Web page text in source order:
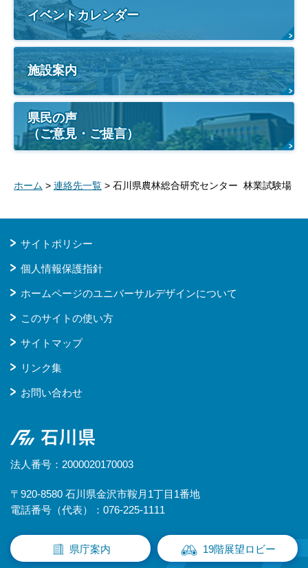
イベントカレンダー
施設案内
県民の声
（ご意見・ご提言）
ホーム > 連絡先一覧 > 石川県農林総合研究センター 林業試験場
サイトポリシー
個人情報保護指針
ホームページのユニバーサルデザインについて
このサイトの使い方
サイトマップ
リンク集
お問い合わせ
石川県
法人番号：2000020170003
〒920-8580 石川県金沢市鞍月1丁目1番地
電話番号（代表）：076-225-1111
県庁案内 19階展望ロビー